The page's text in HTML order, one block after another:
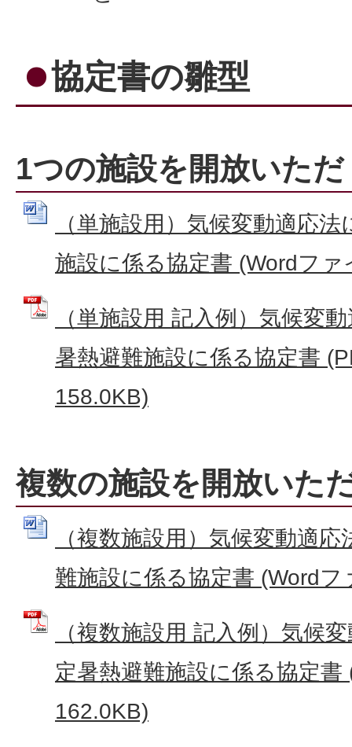
協定書の雛型
1つの施設を開放いた
（単施設用）気候変動適応
施設に係る協定書 (Wordフ
（単施設用 記入例）気候変
暑熱避難施設に係る協定書
158.0KB)
複数の施設を開放いた
（複数施設用）気候変動適
難施設に係る協定書 (Word
（複数施設用 記入例）気候
定暑熱避難施設に係る協定
162.0KB)